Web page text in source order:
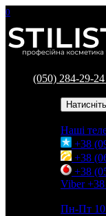
0
(050) 284-29-24
Наші
+38
+38
+38
Viber
Пн-Пт